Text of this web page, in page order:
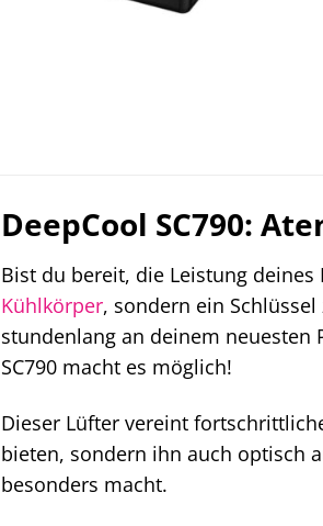
DeepCool SC790:
Bist du bereit, die Leistung deines
Kühlkörper, sondern ein
stundenlang an deinem neuesten
SC790 macht es möglich!
Dieser Lüfter vereint
bieten, sondern ihn auch optisch
besonders macht.